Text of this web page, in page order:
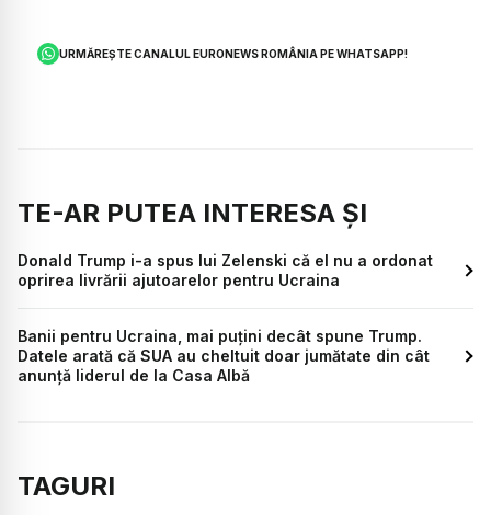
URMĂREȘTE CANALUL EURONEWS ROMÂNIA PE WHATSAPP!
TE-AR PUTEA INTERESA ȘI
Donald Trump i-a spus lui Zelenski că el nu a ordonat
oprirea livrării ajutoarelor pentru Ucraina
Banii pentru Ucraina, mai puțini decât spune Trump.
Datele arată că SUA au cheltuit doar jumătate din cât
anunță liderul de la Casa Albă
TAGURI